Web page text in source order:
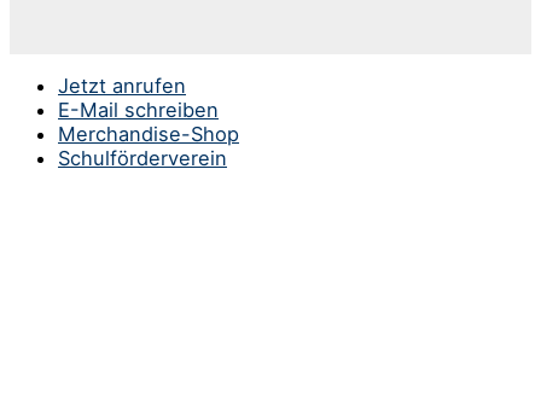
Jetzt anrufen
E-Mail schreiben
Merchandise-Shop
Schulförderverein